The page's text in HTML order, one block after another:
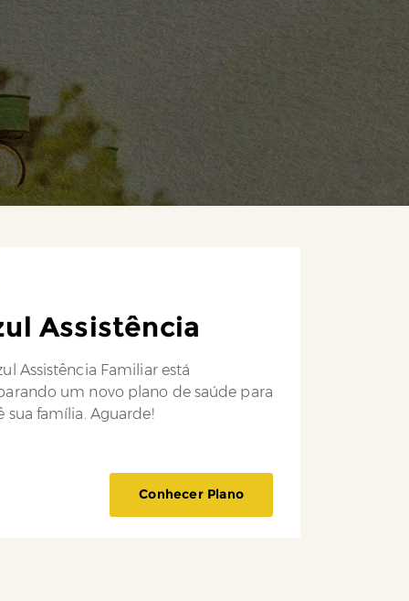
Assistência
Assistência Familiar está
um novo plano de saúde para
sua família. Aguarde!
Conhecer Plano